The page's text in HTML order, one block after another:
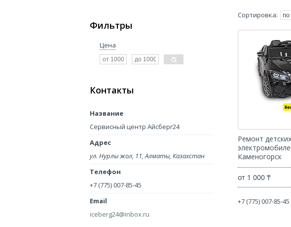
Ремонт детских
Каменогорск
от 1 000 ₸
+7 (775) 007-85-45
Фильтры
Цена
Контакты
Сервисный центр Айсберг24
ул. Нурлы жол, 11, Алматы, Казахстан
+7 (775) 007-85-45
iceberg24@inbox.ru